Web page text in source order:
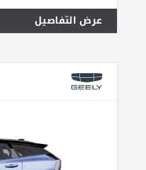
عرض التفاصيل